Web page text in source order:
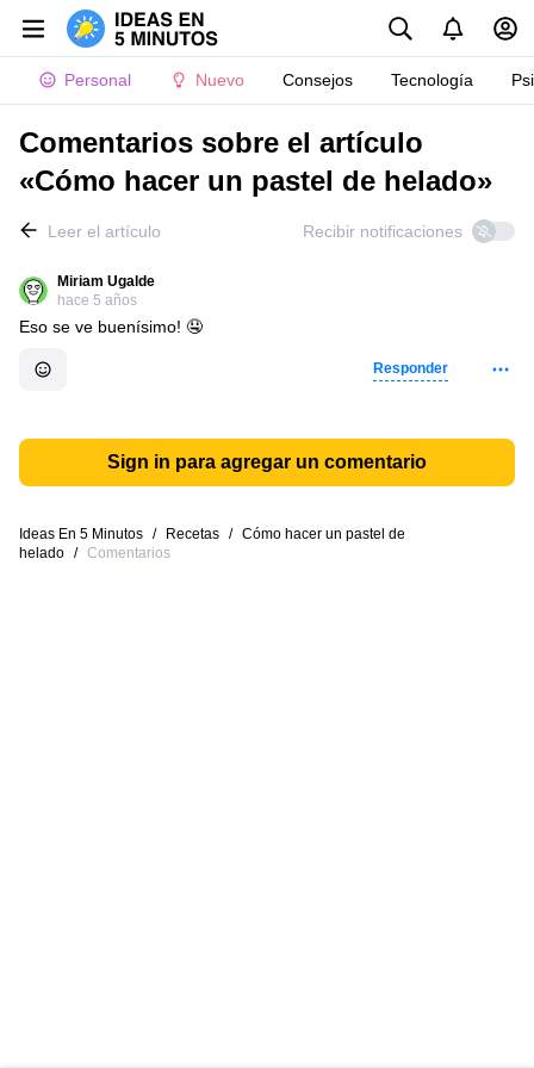
Personal Nuevo Consejos Tecnología
Comentarios sobre el artículo
«Cómo hacer un pastel de helado»
Leer el artículo Recibir notificaciones
Miriam Ugalde
hace 5 años
Eso se ve buenísimo! 🤤
Responder
Sign in para agregar un comentario
Ideas En 5 Minutos / Recetas / Cómo hacer un pastel de
helado / Comentarios